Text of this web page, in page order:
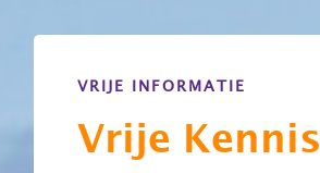
VRIJE INFORMATIE
Vrije Kennis